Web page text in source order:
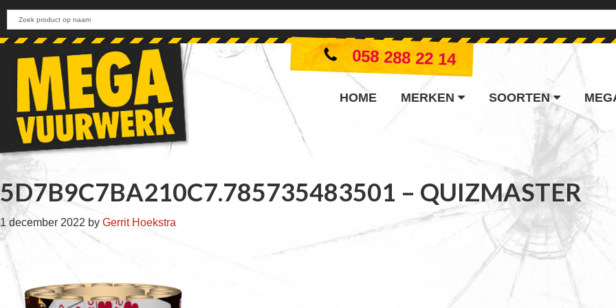
primary
navigation
main
content
primary
sidebar
footer
058 288 22 14
HOME MERKEN SOORTEN
5D7B9C7BA210C7.785735483501 – QUIZMASTER
1 december 2022 by Gerrit Hoekstra